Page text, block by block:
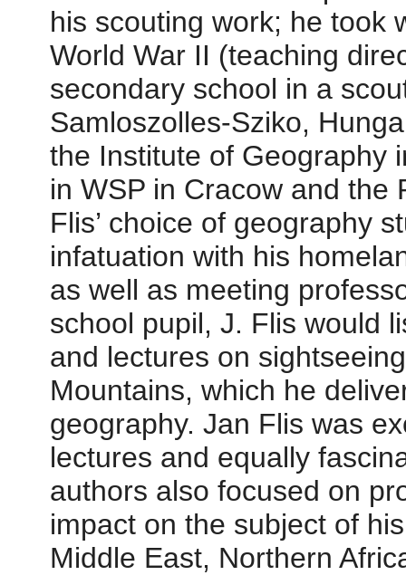
his scouting work; he took
World War II (teaching
secondary school in a
Samloszolles-Sziko,
the Institute of Geography
in WSP in Cracow and the
Flis’ choice of geography
infatuation with his
as well as meeting
school pupil, J. Flis would
and lectures on
Mountains, which he
geography. Jan Flis was
lectures and equally
authors also focused on
impact on the subject of
Middle East, Northern